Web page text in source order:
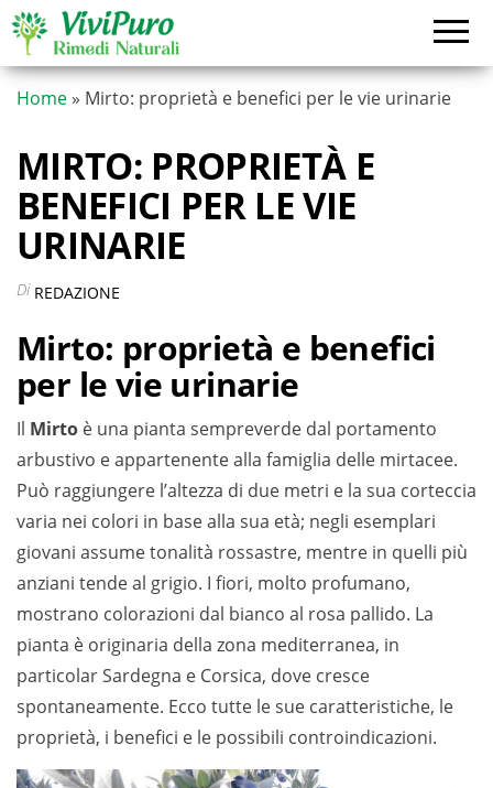
Vai
contenuto
Home » Mirto: proprietà e benefici per le vie urinarie
MIRTO: PROPRIETÀ E
BENEFICI PER LE VIE
URINARIE
Di REDAZIONE
Mirto: proprietà e benefici
per le vie urinarie
Il Mirto è una pianta sempreverde dal portamento
arbustivo e appartenente alla famiglia delle mirtacee.
Può raggiungere l’altezza di due metri e la sua corteccia
varia nei colori in base alla sua età; negli esemplari
giovani assume tonalità rossastre, mentre in quelli più
anziani tende al grigio. I fiori, molto profumano,
mostrano colorazioni dal bianco al rosa pallido. La
pianta è originaria della zona mediterranea, in
particolar Sardegna e Corsica, dove cresce
spontaneamente. Ecco tutte le sue caratteristiche, le
proprietà, i benefici e le possibili controindicazioni.